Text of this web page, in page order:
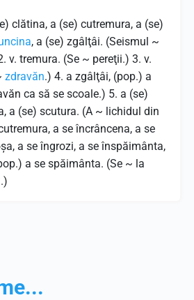
clătina, a (se) cutremura, a (se)
, a (se) zgâlţâi. (Seismul ~
v. tremura. (Se ~ pereţii.) 3. v.
zdravăn.) 4. a zgâlţâi, (pop.) a
ca să se scoale.) 5. a (se)
a (se) scutura. (A ~ lichidul din
a se încrâncena, a se
a se îngrozi, a se înspăimânta,
a se spăimânta. (Se ~ la